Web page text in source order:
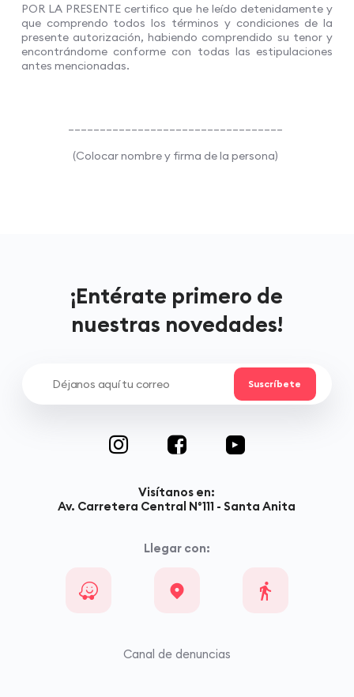
POR LA PRESENTE certifico que he leído detenidamente y
que comprendo todos los términos y condiciones de la
presente autorización, habiendo comprendido su tenor y
encontrándome conforme con todas las estipulaciones
antes mencionadas.
(Colocar nombre y firma de la persona)
¡Entérate primero de
nuestras novedades!
Visítanos en:
Av. Carretera Central N°111 - Santa Anita
Llegar con:
Canal de denuncias